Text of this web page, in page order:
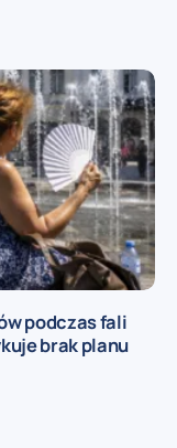
podczas fali
brak planu